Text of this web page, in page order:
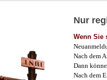
Nur
Wenn Sie
Nach dem
Dann
Nach dem